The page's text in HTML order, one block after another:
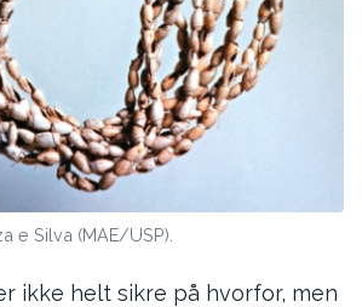
e Silva (MAE/USP).
ikke helt sikre på hvorfor, men